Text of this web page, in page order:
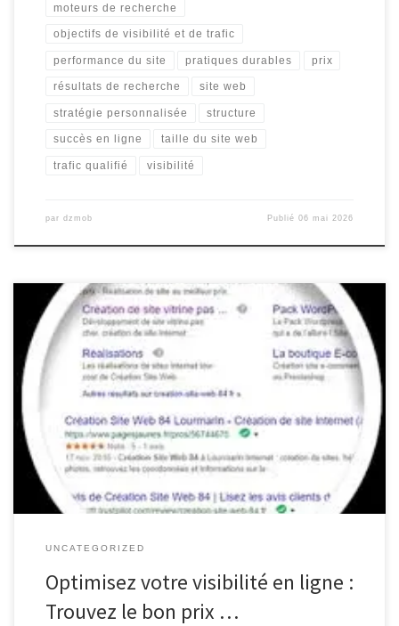
moteurs de recherche
objectifs de visibilité et de trafic
performance du site pratiques durables prix
résultats de recherche site web
stratégie personnalisée structure
succès en ligne taille du site web
trafic qualifié visibilité
par dzmob Publié06 mai 2026
Prix Référencement Site Internet : Comment Déterminer le Coût
Idéal pour Votre Entreprise Le référencement d’un site internet
est crucial pour sa visibilité en ligne et sa réussite commerciale.
votre site peut être un défi. Plusieurs facteurs entrent en jeu
lorsqu’il […]
UNCATEGORIZED
Optimisez votre visibilité en ligne :
Trouvez le bon prix …